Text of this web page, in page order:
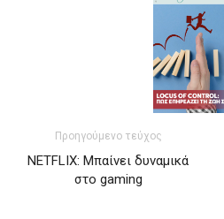
Προηγούμενο τεύχος
NETFLIX: Μπαίνει δυναμικά
στο gaming